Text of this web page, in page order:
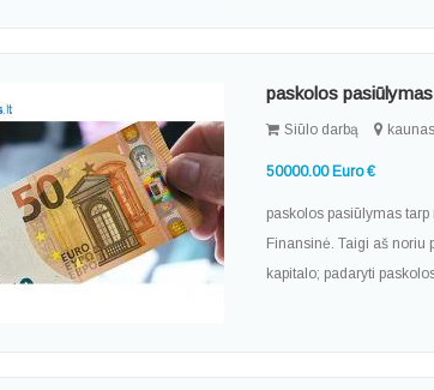
paskolos
Siūlo darbą kaunas
50000.00 Euro €
paskolos pasiūlymas
Finansinė. Taigi aš noriu
kapitalo; padaryti